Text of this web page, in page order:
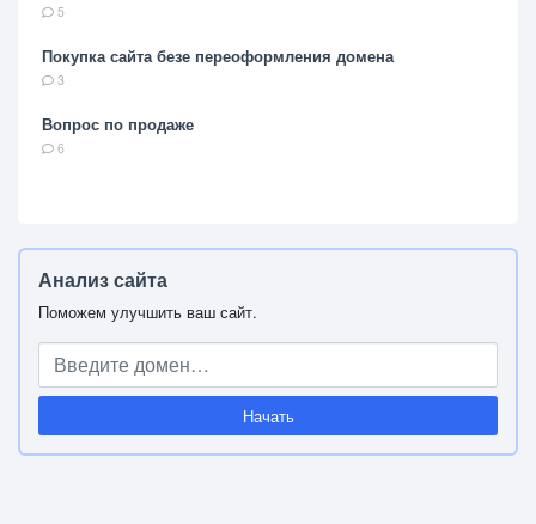
5
Покупка сайта безе переоформления домена
3
Вопрос по продаже
6
Анализ сайта
Поможем улучшить ваш сайт.
Начать